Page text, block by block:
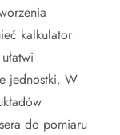
kalkulator
jednostki. W
do pomiaru